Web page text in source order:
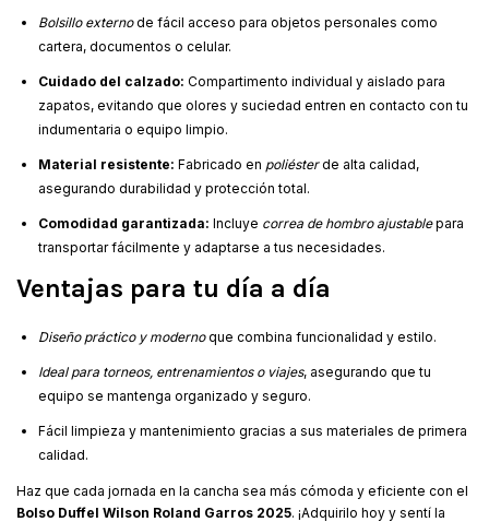
Bolsillo externode fácil acceso para objetos personales como
cartera, documentos o celular.
Cuidado del calzado: Compartimento individual y aislado para
zapatos, evitando que olores y suciedad entren en contacto con tu
indumentaria o equipo limpio.
Material resistente: Fabricado en poliésterde alta calidad,
asegurando durabilidad y protección total.
Comodidad garantizada: Incluye correa de hombro ajustablepara
transportar fácilmente y adaptarse a tus necesidades.
Ventajas para tu día a día
Diseño práctico y modernoque combina funcionalidad y estilo.
Ideal para torneos, entrenamientos o viajes, asegurando que tu
equipo se mantenga organizado y seguro.
Fácil limpieza y mantenimiento gracias a sus materiales de primera
calidad.
Haz que cada jornada en la cancha sea más cómoda y eficiente con el
Bolso Duffel Wilson Roland Garros 2025. ¡Adquirilo hoy y sentí la